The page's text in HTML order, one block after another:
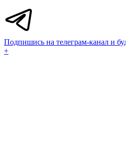
Подпишись на телеграм-канал и
+